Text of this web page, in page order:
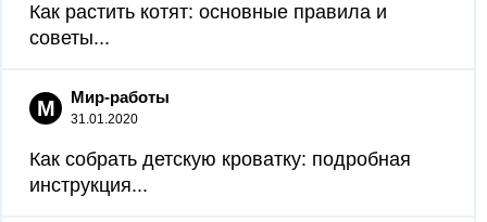
Как растить котят: основные правила и
советы...
М Мир-работы
31.01.2020
Как собрать детскую кроватку: подробная
инструкция...